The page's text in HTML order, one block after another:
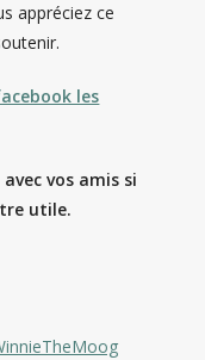
appréciez ce
les
vos amis si
utile.